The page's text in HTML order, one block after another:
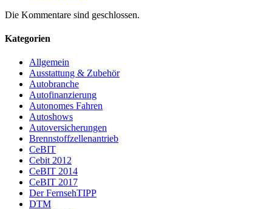
Die Kommentare sind geschlossen.
Kategorien
Allgemein
Ausstattung & Zubehör
Autobranche
Autofinanzierung
Autonomes Fahren
Autoshows
Autoversicherungen
Brennstoffzellenantrieb
CeBIT
Cebit 2012
CeBIT 2014
CeBIT 2017
Der FernsehTIPP
DTM